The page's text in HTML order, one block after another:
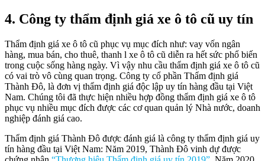
4. Công ty thẩm định giá xe ô tô cũ uy tín
Thẩm định giá xe ô tô cũ phục vụ mục đích như: vay vốn ngân
hàng, mua bán, cho thuê, thanh l xe ô tô cũ diễn ra hết sức phổ biến
trong cuộc sống hàng ngày. Vì vậy nhu cầu thẩm định giá xe ô tô cũ
có vai trò vô cùng quan trọng. Công ty cổ phần Thẩm định giá
Thành Đô, là đơn vị thẩm định giá độc lập uy tín hàng đầu tại Việt
Nam. Chúng tôi đã thực hiện nhiều hợp đồng thẩm định giá xe ô tô
phục vụ nhiều mục đích được các cơ quan quản lý Nhà nước, doanh
nghiệp đánh giá cao.
Thẩm định giá Thành Đô được đánh giá là công ty thẩm định giá uy
tín hàng đầu tại Việt Nam: Năm 2019, Thành Đô vinh dự được